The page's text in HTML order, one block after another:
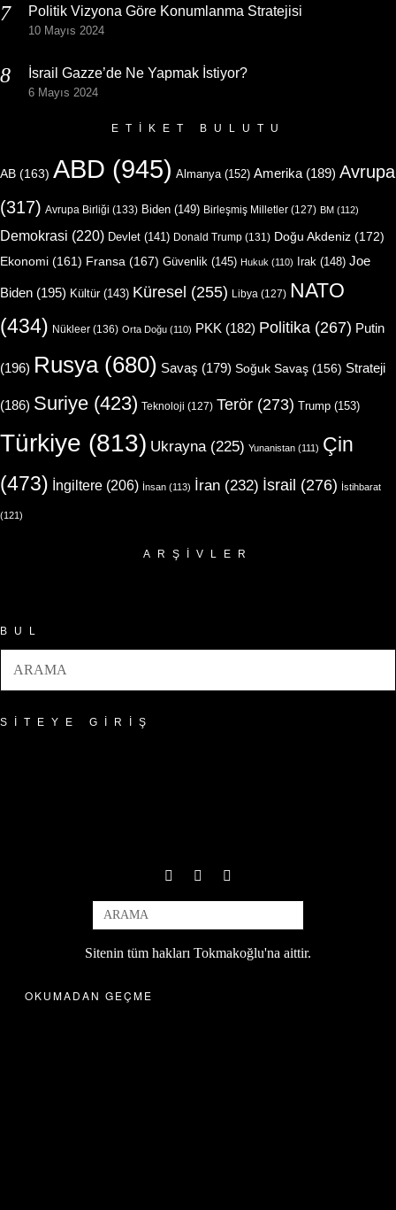
Politik Vizyona Göre Konumlanma Stratejisi
10 Mayıs 2024
İsrail Gazze’de Ne Yapmak İstiyor?
6 Mayıs 2024
ETIKET BULUTU
AB (163) ABD (945) Almanya (152) Amerika (189) Avrupa
(317) Avrupa Birliği (133) Biden (149) Birleşmiş Milletler (127) BM (112)
Demokrasi (220) Devlet (141) Donald Trump (131) Doğu Akdeniz (172)
Ekonomi (161) Fransa (167) Güvenlik (145) Hukuk (110) Irak (148) Joe
Biden (195) Kültür(143) Küresel (255) Libya (127) NATO
(434) Nükleer (136) Orta Doğu (110) PKK (182) Politika (267) Putin
(196) Rusya(680) Savaş (179) Soğuk Savaş (156) Strateji
(186) Suriye (423) Teknoloji (127) Terör (273) Trump (153)
Türkiye (813) Ukrayna(225) Yunanistan (111) Çin
(473) İngiltere (206) İnsan (113) İran (232) İsrail (276) İstihbarat
(121)
ARŞIVLER
BUL
SITEYE GIRIŞ
Sitenin tüm hakları Tokmakoğlu'na aittir.
OKUMADAN GEÇME